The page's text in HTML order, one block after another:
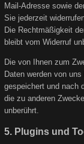
Mail-Adresse sowie
Sie jederzeit
Die Rechtmäßigkeit
bleibt vom Widerruf
Die von Ihnen zum
Daten werden von
gespeichert und nach
die zu anderen
unberührt.
5. Plugins und